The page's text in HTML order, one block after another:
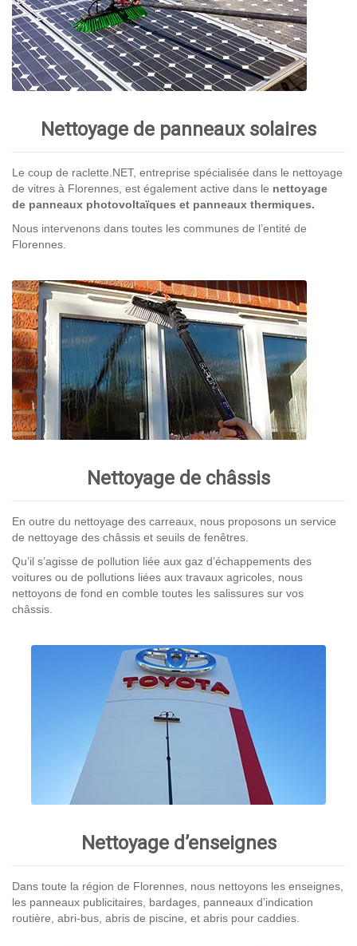
Nettoyage de panneaux solaires
Le coup de raclette.NET, entreprise spécialisée dans le nettoyage
de vitres à Florennes, est également active dans le nettoyage
de panneaux photovoltaïques et panneaux thermiques.
Nous intervenons dans toutes les communes de l’entité de
Florennes.
Nettoyage de châssis
En outre du nettoyage des carreaux, nous proposons un service
de nettoyage des châssis et seuils de fenêtres.
Qu’il s’agisse de pollution liée aux gaz d’échappements des
voitures ou de pollutions liées aux travaux agricoles, nous
nettoyons de fond en comble toutes les salissures sur vos
châssis.
Nettoyage d’enseignes
Dans toute la région de Florennes, nous nettoyons les enseignes,
les panneaux publicitaires, bardages, panneaux d’indication
routière, abri-bus, abris de piscine, et abris pour caddies.